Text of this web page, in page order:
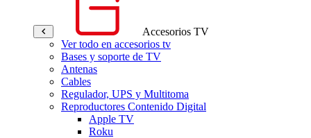
Accesorios TV
Ver todo en accesorios tv
Bases y soporte de TV
Antenas
Cables
Regulador, UPS y Multitoma
Reproductores Contenido Digital
Apple TV
Roku